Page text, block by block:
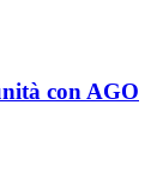
con AGO